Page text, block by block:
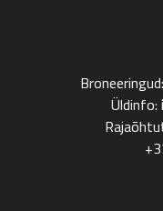
Broneeringud:
Üldinfo: